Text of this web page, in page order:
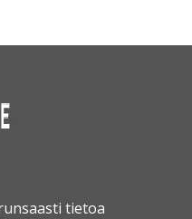
tietoa